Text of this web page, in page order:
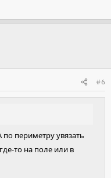
#6
периметру увязать
то на поле или в